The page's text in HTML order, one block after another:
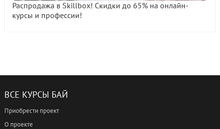
Распродажа в Skillbox! Скидки до 65% на онлайн-
курсы и профессии!
ВСЕ КУРСЫ БАЙ
Приобрести проект
О проекте